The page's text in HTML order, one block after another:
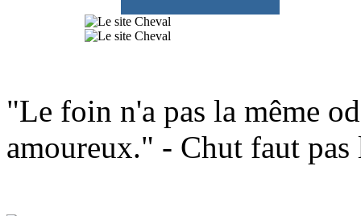
"Le foin n'a pas la même
amoureux." - Chut faut